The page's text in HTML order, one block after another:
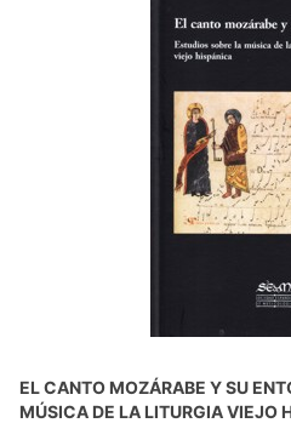
EL CANTO MOZÁRABE Y SU
MÚSICA DE LA LITURGIA VIEJO